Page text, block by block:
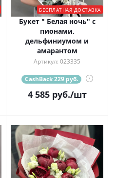
БЕСПЛАТНАЯ ДОСТАВКА
Букет " Белая ночь" с
пионами,
дельфиниумом и
амарантом
Артикул: 023335
CashBack 229 руб. ?
4 585руб./шт